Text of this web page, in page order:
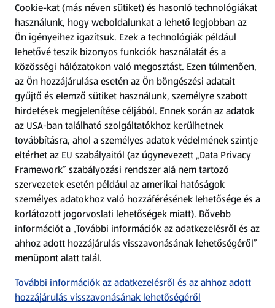
Kérdőív
Fizetési lehetőségek
ALDI utalványok
Árcsökkentés
Adattörlő alkalmazás
Szervizpont
(új oldalon nyílik meg)
Fedezz fel minket az interneten!
Töltsd le az ALDI Magyarország applikációt!
Cookie-kat (más néven sütiket) és hasonló technológiákat
használunk, hogy weboldalunkat a lehető legjobban az
Ön igényeihez igazítsuk. Ezek a technológiák például
lehetővé teszik bizonyos funkciók használatát és a
közösségi hálózatokon való megosztást. Ezen túlmenően,
az Ön hozzájárulása esetén az Ön böngészési adatait
gyűjtő és elemző sütiket használunk, személyre szabott
hirdetések megjelenítése céljából. Ennek során az adatok
az USA-ban található szolgáltatókhoz kerülhetnek
továbbításra, ahol a személyes adatok védelmének szintje
eltérhet az EU szabályaitól (az úgynevezett „Data Privacy
Framework” szabályozási rendszer alá nem tartozó
szervezetek esetén például az amerikai hatóságok
személyes adatokhoz való hozzáférésének lehetősége és a
korlátozott jogorvoslati lehetőségek miatt). Bővebb
információt a „További információk az adatkezelésről és az
ahhoz adott hozzájárulás visszavonásának lehetőségéről”
menüpont alatt talál.
További információk az adatkezelésről és az ahhoz adott
hozzájárulás visszavonásának lehetőségéről